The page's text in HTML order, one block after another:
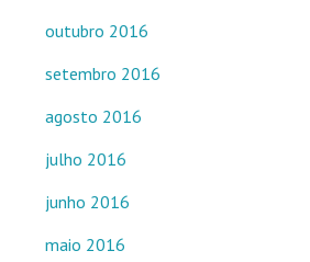
outubro 2016
setembro 2016
agosto 2016
julho 2016
junho 2016
maio 2016